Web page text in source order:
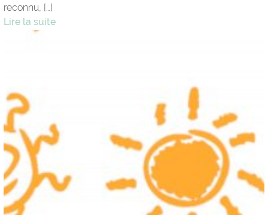
reconnu, […]
Lire la suite